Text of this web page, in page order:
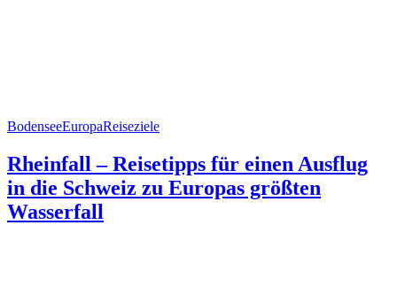
BodenseeEuropaReiseziele
Rheinfall – Reisetipps für einen Ausflug
in die Schweiz zu Europas größten
Wasserfall